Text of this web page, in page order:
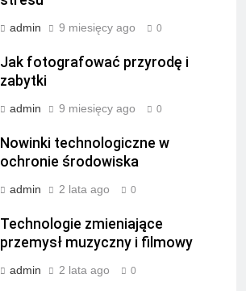
admin 9 miesięcy ago 0
Jak fotografować przyrodę i
zabytki
admin 9 miesięcy ago 0
Nowinki technologiczne w
ochronie środowiska
admin 2 lata ago 0
Technologie zmieniające
przemysł muzyczny i filmowy
admin 2 lata ago 0